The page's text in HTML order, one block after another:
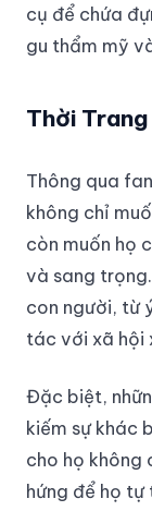
cụ để chứa
gu thẩm mỹ
Thời
Thông qua
không chỉ
còn muốn họ
và sang
con người, từ
tác với xã hội
Đặc biệt,
kiếm sự khác
cho họ không
hứng để họ tự